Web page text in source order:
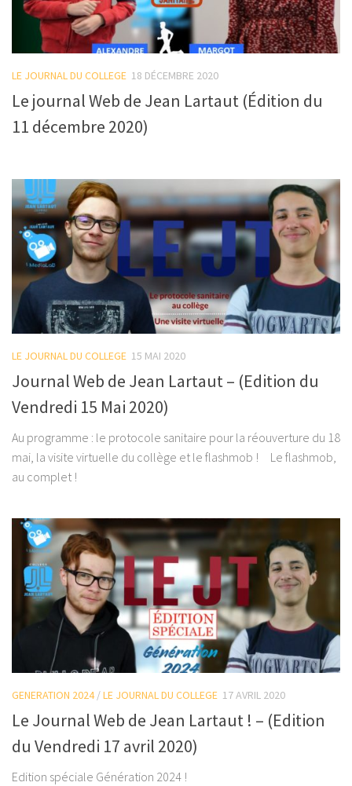
LE JOURNAL DU COLLEGE 18 DÉCEMBRE 2020
Le journal Web de Jean Lartaut (Édition du
11 décembre 2020)
LE JOURNAL DU COLLEGE 15 MAI 2020
Journal Web de Jean Lartaut – (Edition du
Vendredi 15 Mai 2020)
Au programme : le protocole sanitaire pour la réouverture du 18
mai, la visite virtuelle du collège et le flashmob ! Le flashmob,
au complet !
GENERATION 2024/LE JOURNAL DU COLLEGE 17 AVRIL 2020
Le Journal Web de Jean Lartaut ! – (Edition
du Vendredi 17 avril 2020)
Edition spéciale Génération 2024 !